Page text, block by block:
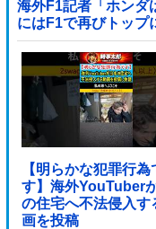
海外F1記者「ホンダ
にはF1で再びトップ
【明らかな犯罪行為
す】海外YouTuber
の住宅へ不法侵入す
画を投稿